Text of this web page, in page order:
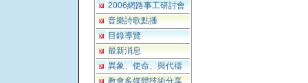
2006網路事工研討會
音樂詩歌點播
目錄導覽
最新消息
異象、使命、與代禱
教會多媒體技術分享